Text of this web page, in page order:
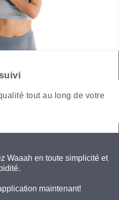
tout au long de votre
Waaah en toute simplicité et
maintenant!